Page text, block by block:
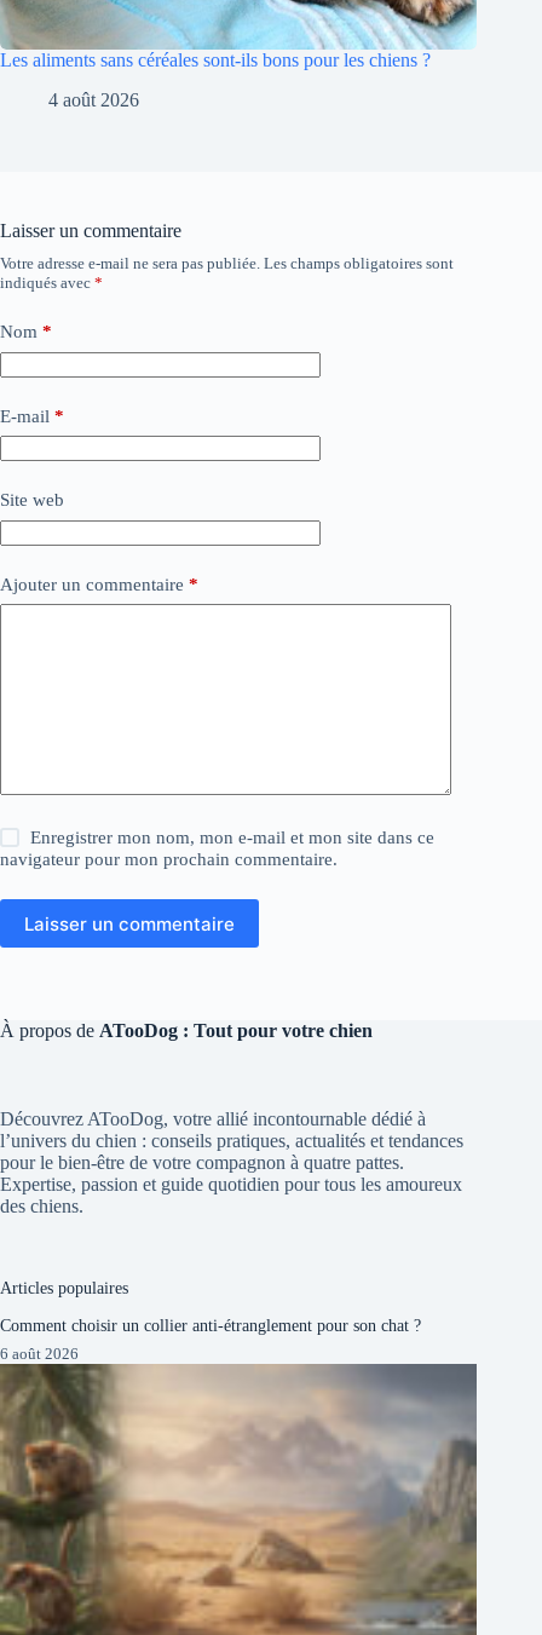
Les aliments sans céréales sont-ils bons pour les chiens ?
4 août 2026
Laisser un commentaire
Votre adresse e-mail ne sera pas publiée. Les champs obligatoires sont
indiqués avec *
Nom *
E-mail *
Site web
Ajouter un commentaire *
Enregistrer mon nom, mon e-mail et mon site dans ce
navigateur pour mon prochain commentaire.
Laisser un commentaire
À propos de ATooDog : Tout pour votre chien
Découvrez ATooDog, votre allié incontournable dédié à
l’univers du chien : conseils pratiques, actualités et tendances
pour le bien-être de votre compagnon à quatre pattes.
Expertise, passion et guide quotidien pour tous les amoureux
des chiens.
Articles populaires
Comment choisir un collier anti-étranglement pour son chat ?
6 août 2026